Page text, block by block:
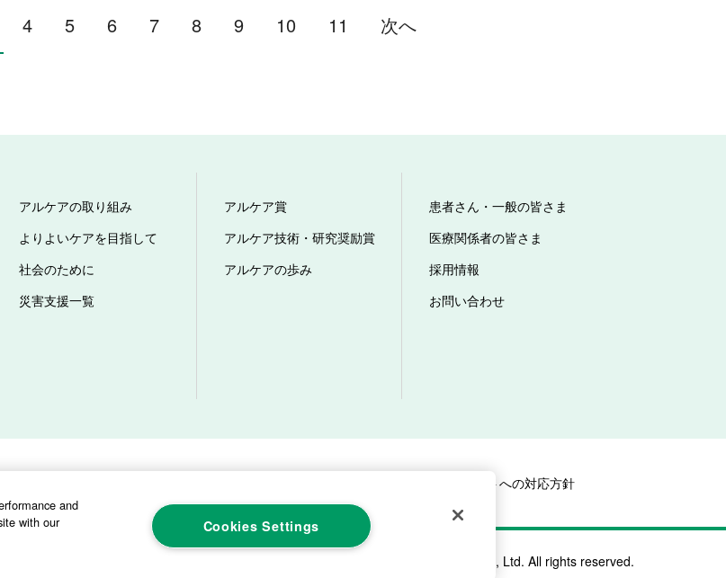
4 5 6 7 8 9 10 11 次へ
アルケアの取り組み
よりよいケアを目指して
社会のために
災害支援一覧
アルケア賞
アルケア技術・研究奨励賞
アルケアの歩み
患者さん・一般の皆さま
医療関係者の皆さま
採用情報
お問い合わせ
カスタマーハラスメントへの対応方針
©ALCARE Co., Ltd. All rights reserved.
and
with our
Cookies Settings